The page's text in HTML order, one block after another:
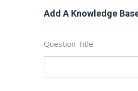
Add A Knowledge
Question Title: